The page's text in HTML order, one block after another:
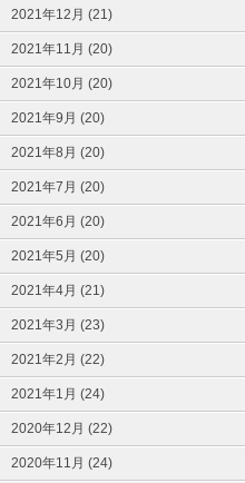
2021年12月 (21)
2021年11月 (20)
2021年10月 (20)
2021年9月 (20)
2021年8月 (20)
2021年7月 (20)
2021年6月 (20)
2021年5月 (20)
2021年4月 (21)
2021年3月 (23)
2021年2月 (22)
2021年1月 (24)
2020年12月 (22)
2020年11月 (24)